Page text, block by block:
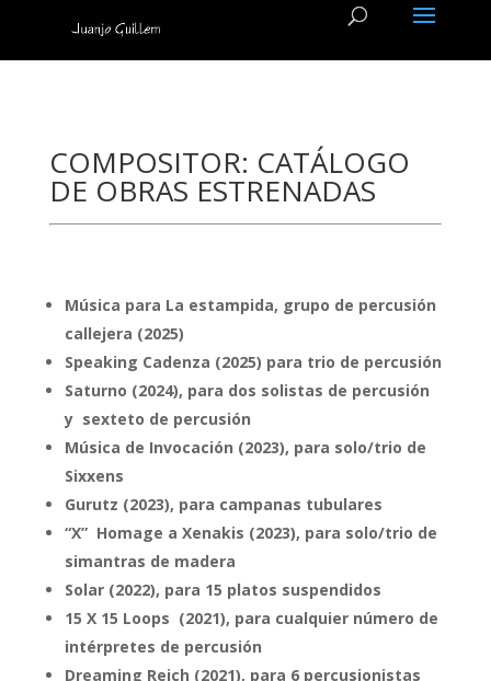
COMPOSITOR: CATÁLOGO
DE OBRAS ESTRENADAS
Música para La estampida, grupo de percusión
callejera (2025)
Speaking Cadenza (2025) para trio de percusión
Saturno (2024), para dos solistas de percusión
y sexteto de percusión
Música de Invocación (2023), para solo/trio de
Sixxens
Gurutz (2023), para campanas tubulares
“X” Homage a Xenakis (2023), para solo/trio de
simantras de madera
Solar (2022), para 15 platos suspendidos
15 X 15 Loops (2021), para cualquier número de
intérpretes de percusión
Dreaming Reich (2021), para 6 percusionistas